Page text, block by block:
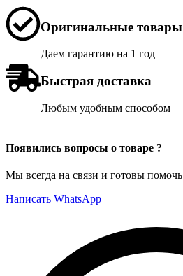
Оригинальные товары
Даем гарантию на 1 год
Быстрая доставка
Любым удобным способом
Появились вопросы о товаре ?
Мы всегда на связи и готовы помочь
Написать WhatsApp